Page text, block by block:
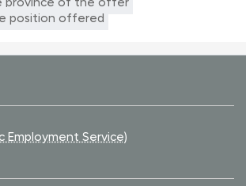
position offered
Employment Service)